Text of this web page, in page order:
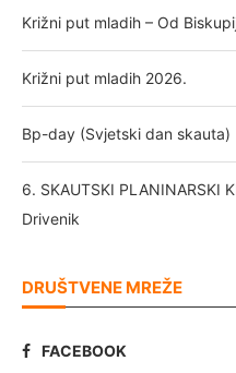
Križni put mladih – Od
Križni put mladih 2026.
Bp-day (Svjetski dan skauta)
6. SKAUTSKI PLANINARSKI
Drivenik
DRUŠTVENE MREŽE
FACEBOOK